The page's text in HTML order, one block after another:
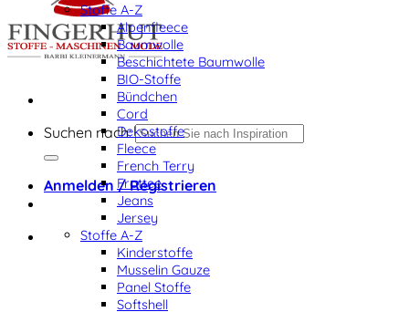
Suchen nach:
Anmelden / Registrieren
Stoffe A-Z
Alpenfleece
Baumwolle
Beschichtete Baumwolle
BIO-Stoffe
Bündchen
Cord
Dekostoffe
Fleece
French Terry
Frottee
Jeans
Jersey
Stoffe A-Z
Kinderstoffe
Musselin Gauze
Panel Stoffe
Softshell